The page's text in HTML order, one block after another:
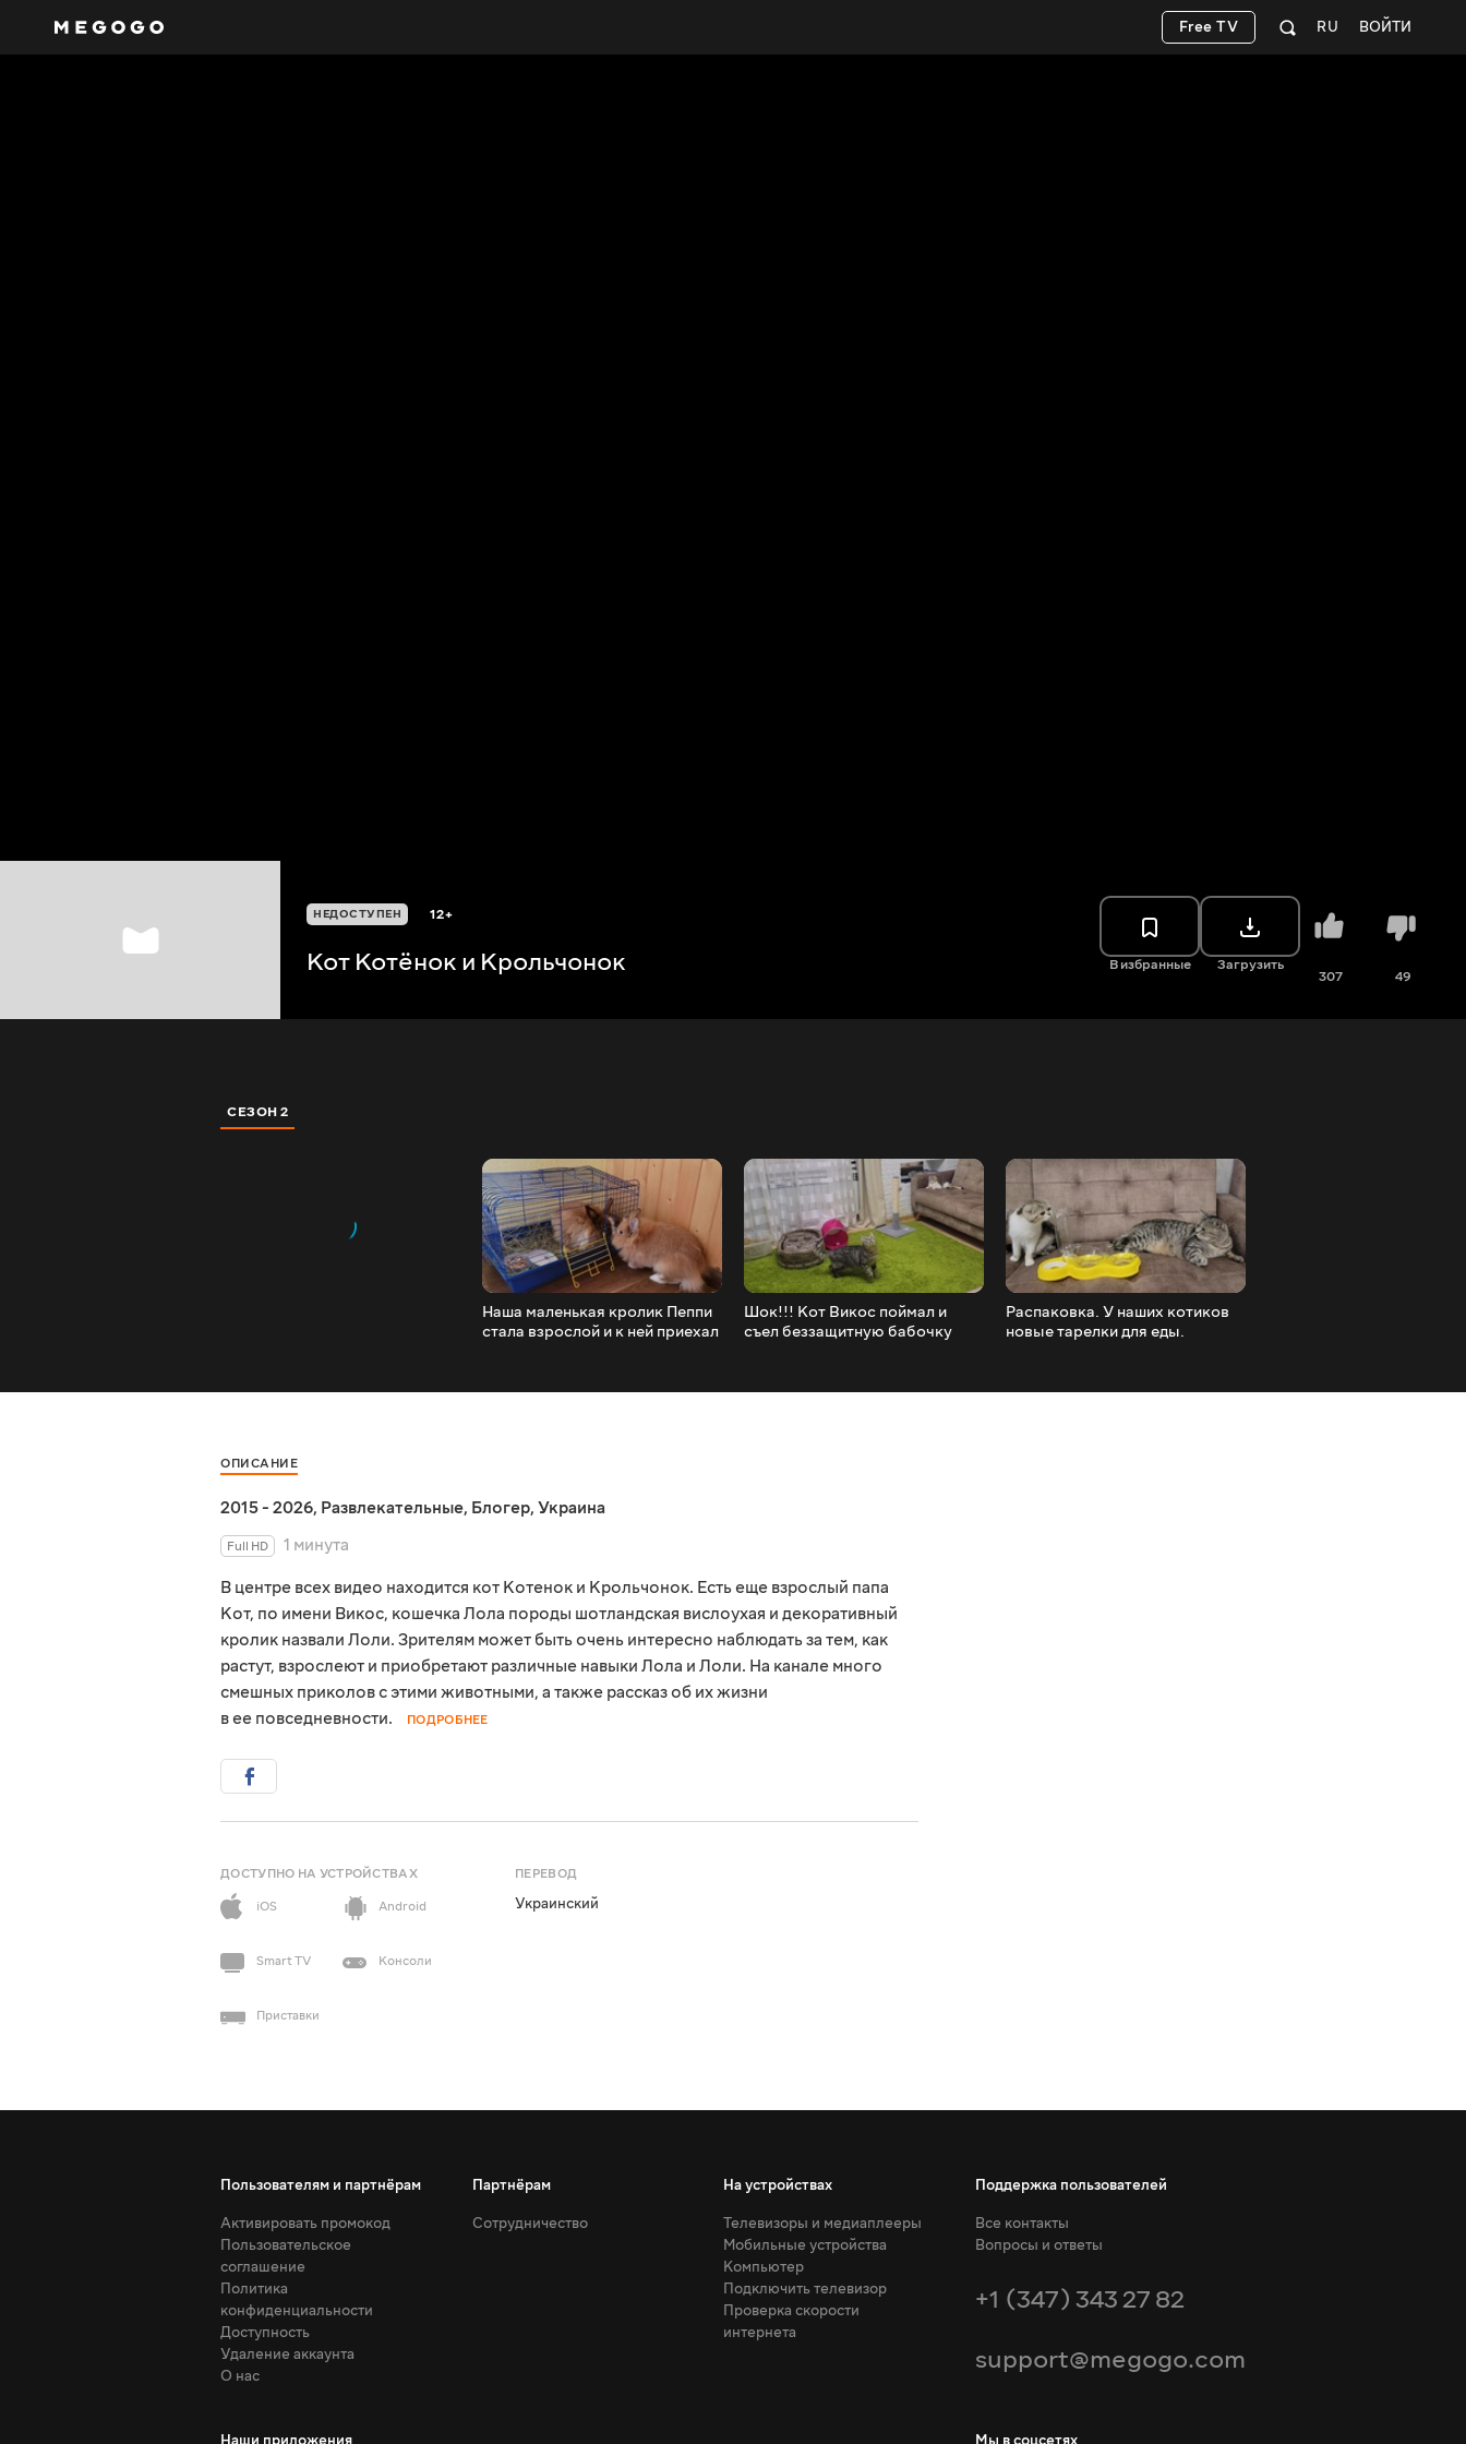
ВОЙТИ
RU
Free TV
НЕДОСТУПЕН 12+
Кот Котёнок и Крольчонок В избранные Загрузить
307 49
СЕЗОН 2
Наша маленькая кролик Пеппи
стала взрослой и к ней приехал
Шок!!! Кот Викос поймал и
съел беззащитную бабочку
Распаковка. У наших котиков
новые тарелки для еды.
ОПИСАНИЕ
2015 - 2026, Развлекательные, Блогер, Украина
Full HD
1 минута
В центре всех видео находится кот Котенок и Крольчонок. Есть еще взрослый папа
Кот, по имени Викос, кошечка Лола породы шотландская вислоухая и декоративный
кролик назвали Лоли. Зрителям может быть очень интересно наблюдать за тем, как
растут, взрослеют и приобретают различные навыки Лола и Лоли. На канале много
смешных приколов с этими животными, а также рассказ об их жизни
в ее повседневности.
ПОДРОБНЕЕ
ДОСТУПНО НА УСТРОЙСТВАХ
iOS
Android
Smart TV Консоли
Приставки
ПЕРЕВОД
Украинский
Пользователям и партнёрам
Активировать промокод
Пользовательское
соглашение
Политика
конфиденциальности
Доступность
Удаление аккаунта
О нас
Партнёрам
Сотрудничество
На устройствах
Телевизоры и медиаплееры
Мобильные устройства
Компьютер
Подключить телевизор
Проверка скорости
интернета
Поддержка пользователей
Все контакты
Вопросы и ответы
+1 (347) 343 27 82
support@megogo.com